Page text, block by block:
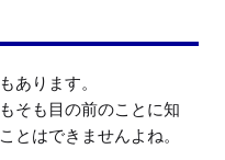
あります。
そも目の前のことに知
とはできませんよね。